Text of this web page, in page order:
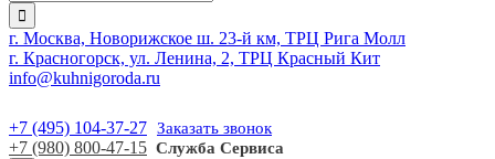
г. Москва, Новорижское ш. 23-й км, ТРЦ Рига Молл
г. Красногорск, ул. Ленина, 2, ТРЦ Красный Кит
info@kuhnigoroda.ru
+7 (495) 104-37-27 Заказать звонок
+7 (980) 800-47-15 Служба Сервиса